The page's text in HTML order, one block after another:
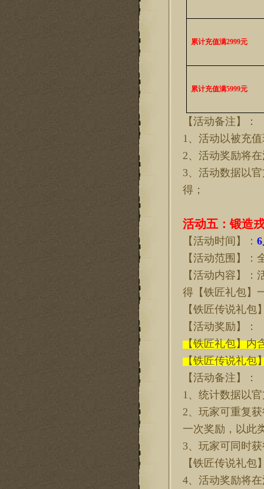
累计充值满2999元
累计充值满5999元
【活动备注】：
1、活动以被充
2、活动奖励将
3、活动数据以
得 ；
活动五 ：锻造
【活动时间】： 6
【活动范围】：
【活动内容】
得【铁匠礼包】
【铁匠传说礼包
【活动奖励】：
【铁匠礼包】内
【铁匠传说礼包
【活动备注】：
1、统计数据以
2、玩家可重复
一次奖励，以此
3、玩家可同时
【铁匠传说礼包
4、活动奖励将